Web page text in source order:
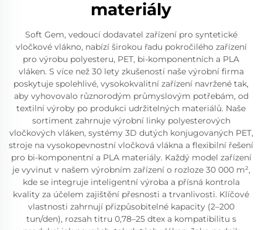
materiály
Soft Gem, vedoucí dodavatel zařízení pro syntetické
vločkové vlákno, nabízí širokou řadu pokročilého zařízení
pro výrobu polyesteru, PET, bi-komponentních a PLA
vláken. S více než 30 lety zkušeností naše výrobní firma
poskytuje spolehlivé, vysokokvalitní zařízení navržené tak,
aby vyhovovalo různorodým průmyslovým potřebám, od
textilní výroby po produkci udržitelných materiálů. Naše
sortiment zahrnuje výrobní linky polyesterových
vločkových vláken, systémy 3D dutých konjugovaných PET,
stroje na vysokopevnostní vločková vlákna a flexibilní řešení
pro bi-komponentní a PLA materiály. Každý model zařízení
je vyvinut v našem výrobním zařízení o rozloze 30 000 m²,
kde se integruje inteligentní výroba a přísná kontrola
kvality za účelem zajištění přesnosti a trvanlivosti. Klíčové
vlastnosti zahrnují přizpůsobitelné kapacity (2–200
tun/den), rozsah titru 0,78–25 dtex a kompatibilitu s